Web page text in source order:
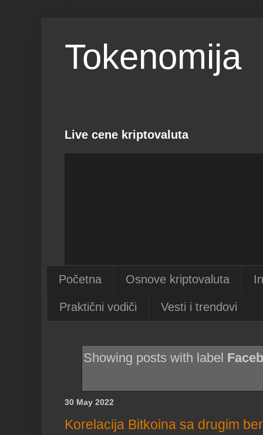
Tokenomija
Live cene kriptovaluta
Početna Osnove kriptovaluta
Praktični vodiči Vesti i trendovi
Showing posts with label
30 May 2022
Korelacija Bitkoina sa drugim